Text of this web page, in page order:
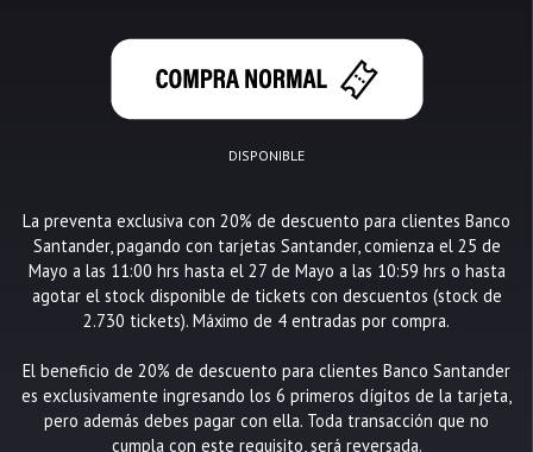
DISPONIBLE
La preventa exclusiva con 20% de descuento para clientes Banco
Santander, pagando con tarjetas Santander, comienza el 25 de
Mayo a las 11:00 hrs hasta el 27 de Mayo a las 10:59 hrs o hasta
agotar el stock disponible de tickets con descuentos (stock de
2.730 tickets). Máximo de 4 entradas por compra.
El beneficio de 20% de descuento para clientes Banco Santander
es exclusivamente ingresando los 6 primeros dígitos de la tarjeta,
pero además debes pagar con ella. Toda transacción que no
cumpla con este requisito, será reversada.